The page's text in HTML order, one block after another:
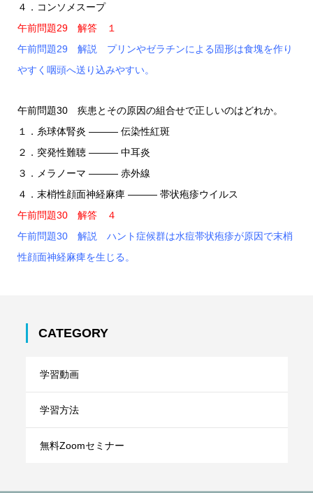
４．コンソメスープ
午前問題29 解答 １
午前問題29 解説 プリンやゼラチンによる固形は食塊を作り
やすく咽頭へ送り込みやすい。
午前問題30 疾患とその原因の組合せで正しいのはどれか。
１．糸球体腎炎 ――― 伝染性紅斑
２．突発性難聴 ――― 中耳炎
３．メラノーマ ――― 赤外線
４．末梢性顔面神経麻痺 ――― 帯状疱疹ウイルス
午前問題30 解答 ４
午前問題30 解説 ハント症候群は水痘帯状疱疹が原因で末梢
性顔面神経麻痺を生じる。
CATEGORY
学習動画
学習方法
無料Zoomセミナー